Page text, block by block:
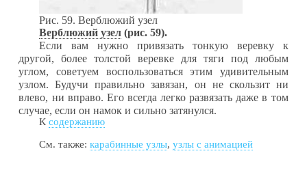
Рис. 59. Верблюжий узел
Верблюжий узел (рис. 59).
Если вам нужно привязать тонкую веревку к
другой, более толстой веревке для тяги под любым
углом, советуем воспользоваться этим удиви­тельным
узлом. Будучи правильно завязан, он не скользит ни
влево, ни вправо. Его всегда легко развязать даже в том
случае, если он намок и сильно затянулся.
Ксодержанию
См. также:карабинные узлы,узлы с анимацией